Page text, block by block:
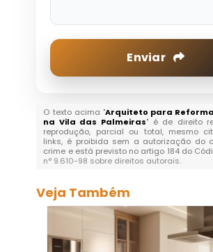
Enviar
O texto acima "Arquiteto para
na Vila das Palmeiras" é de direito
reprodução, parcial ou total, mesmo
links, é proibida sem a autorização do
crime e está previsto no artigo 184 do
n° 9.610-98 sobre direitos autorais.
Veja Também